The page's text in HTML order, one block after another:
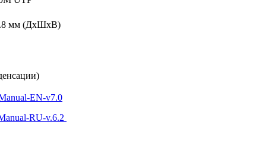
мм (ДхШхВ)
EN-v7.0
RU-v.6.2